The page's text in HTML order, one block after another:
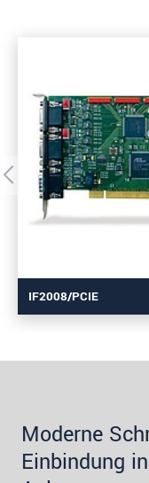
IF2008/PCIE
Moderne
Einbindung